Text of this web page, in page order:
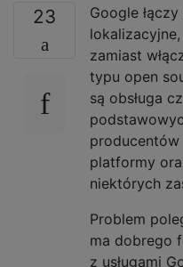
23
Google
zamiast
typu open
są obsługa
producentów
platformy
niektórych
Problem
ma dobrego
z usługami